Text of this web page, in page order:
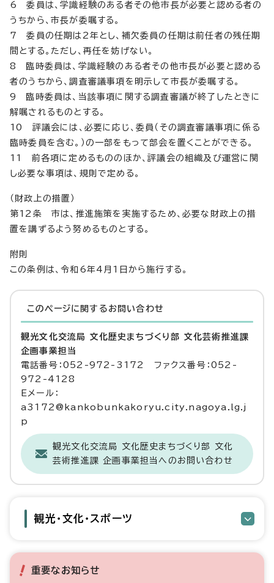
6 委員は、学識経験のある者その他市長が必要と認める者の
うちから、市長が委嘱する。
7 委員の任期は2年とし、補欠委員の任期は前任者の残任期
間とする。ただし、再任を妨げない。
8 臨時委員は、学識経験のある者その他市長が必要と認める
者のうちから、調査審議事項を明示して市長が委嘱する。
9 臨時委員は、当該事項に関する調査審議が終了したときに
解嘱されるものとする。
10 評議会には、必要に応じ、委員（その調査審議事項に係る
臨時委員を含む。）の一部をもって部会を置くことができる。
11 前各項に定めるもののほか、評議会の組織及び運営に関
し必要な事項は、規則で定める。
（財政上の措置）
第12条 市は、推進施策を実施するため、必要な財政上の措
置を講ずるよう努めるものとする。
附則
この条例は、令和6年4月1日から施行する。
このページに関する お問い合わせ
観光文化交流局 文化歴史まちづくり部 文化芸術推進課
企画事業担当
電話番号：052-972-3172 ファクス番号：052-
972-4128
Eメール：
a3172@kankobunkakoryu.city.nagoya.lg.j
p
観光文化交流局 文化歴史まちづくり部 文化
芸術推進課 企画事業担当へのお問い合わせ
観光・文化・スポーツ
重要なお知らせ